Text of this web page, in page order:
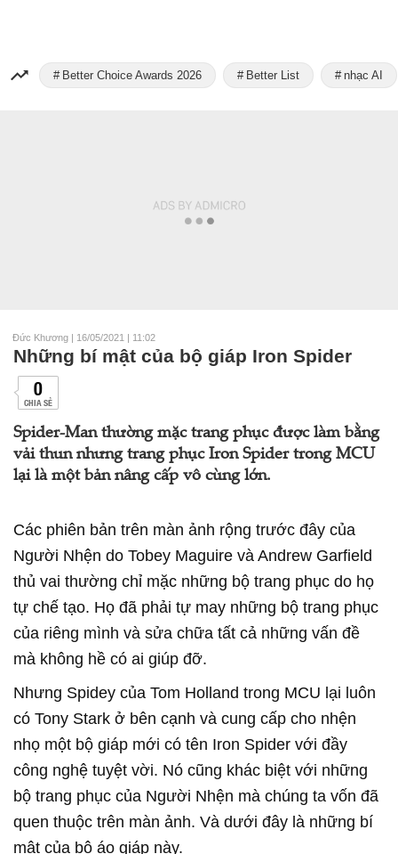
Better Choice Awards 2026 Better List nhạc AI
Đức Khương | 16/05/2021 | 11:02
Những bí mật của bộ giáp Iron Spider
0
CHIA SẺ
Spider-Man thường mặc trang phục được làm bằng
vải thun nhưng trang phục Iron Spider trong MCU
lại là một bản nâng cấp vô cùng lớn.
Các phiên bản trên màn ảnh rộng trước đây của
Người Nhện do Tobey Maguire và Andrew Garfield
thủ vai thường chỉ mặc những bộ trang phục do họ
tự chế tạo. Họ đã phải tự may những bộ trang phục
của riêng mình và sửa chữa tất cả những vấn đề
mà không hề có ai giúp đỡ.
Nhưng Spidey của Tom Holland trong MCU lại luôn
có Tony Stark ở bên cạnh và cung cấp cho nhện
nhọ một bộ giáp mới có tên Iron Spider với đầy
công nghệ tuyệt vời. Nó cũng khác biệt với những
bộ trang phục của Người Nhện mà chúng ta vốn đã
quen thuộc trên màn ảnh. Và dưới đây là những bí
mật của bộ áo giáp này.